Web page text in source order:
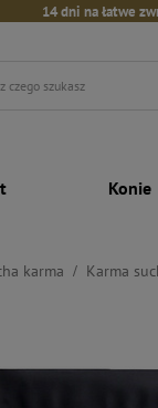
14 dni na łatwe
Konie
karma Karma